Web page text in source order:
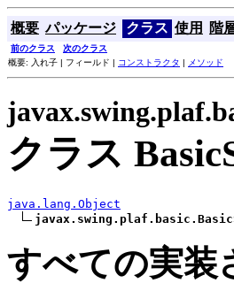
概要 パッケージ クラス 使用 階
前のクラス 次のクラス
概要: 入れ子 | フィールド | コンストラクタ | メソッド
クラス
java.lang.Object
すべての実装